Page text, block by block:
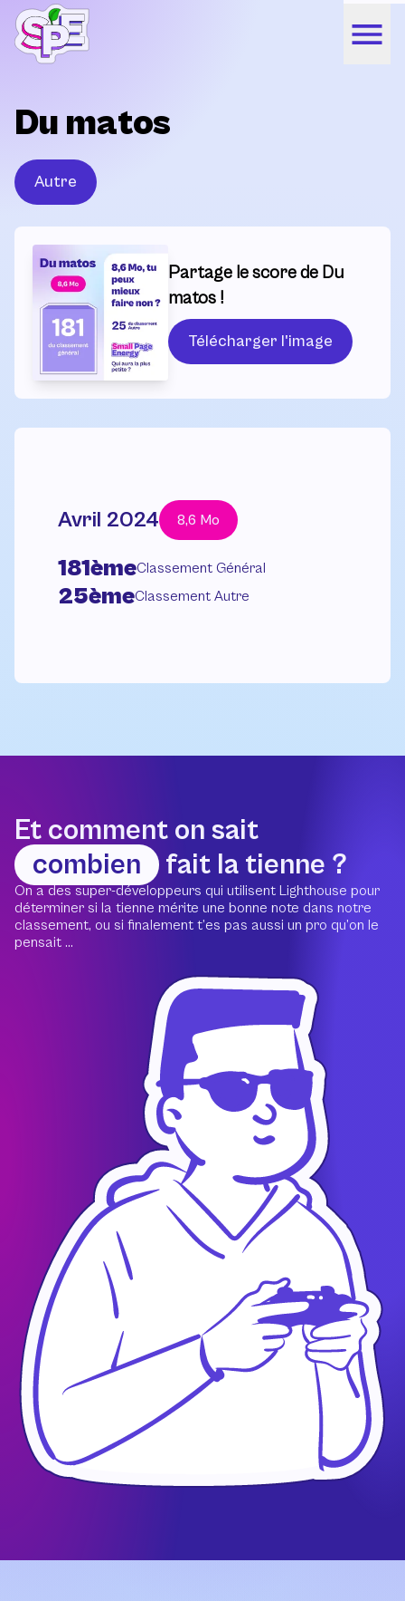
Du matos
Autre
Partage le score de Du
matos !
Télécharger l'image
Avril 2024 8,6 Mo
181èmeClassement Général
25èmeClassement Autre
Et comment on sait
combien
fait la tienne ?
On a des super-développeurs qui utilisent Lighthouse pour
déterminer si la tienne mérite une bonne note dans notre
classement, ou si finalement t’es pas aussi un pro qu’on le
pensait ...